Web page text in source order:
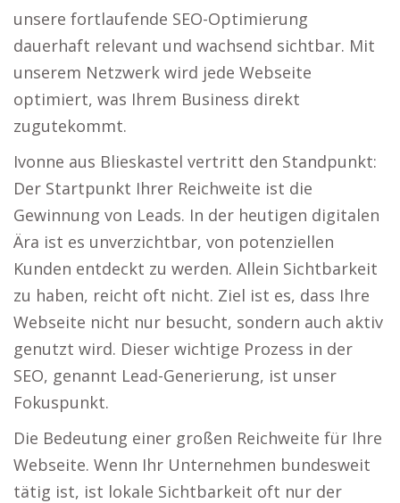
unsere fortlaufende SEO-Optimierung
dauerhaft relevant und wachsend sichtbar. Mit
unserem Netzwerk wird jede Webseite
optimiert, was Ihrem Business direkt
zugutekommt.
Ivonne aus Blieskastel vertritt den Standpunkt:
Der Startpunkt Ihrer Reichweite ist die
Gewinnung von Leads. In der heutigen digitalen
Ära ist es unverzichtbar, von potenziellen
Kunden entdeckt zu werden. Allein Sichtbarkeit
zu haben, reicht oft nicht. Ziel ist es, dass Ihre
Webseite nicht nur besucht, sondern auch aktiv
genutzt wird. Dieser wichtige Prozess in der
SEO, genannt Lead-Generierung, ist unser
Fokuspunkt.
Die Bedeutung einer großen Reichweite für Ihre
Webseite. Wenn Ihr Unternehmen bundesweit
tätig ist, ist lokale Sichtbarkeit oft nur der